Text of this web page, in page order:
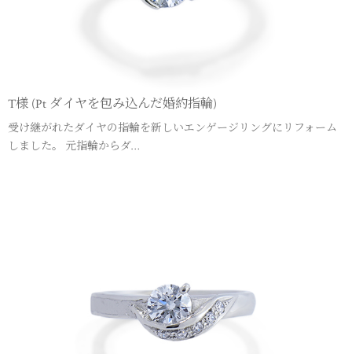
T様 (Pt ダイヤを包み込んだ婚約指輪)
受け継がれたダイヤの指輪を新しいエンゲージリングにリフォーム
しました。 元指輪からダ…